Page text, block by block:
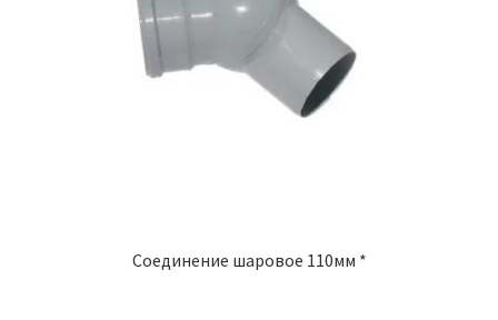
Соединение шаровое 110мм *